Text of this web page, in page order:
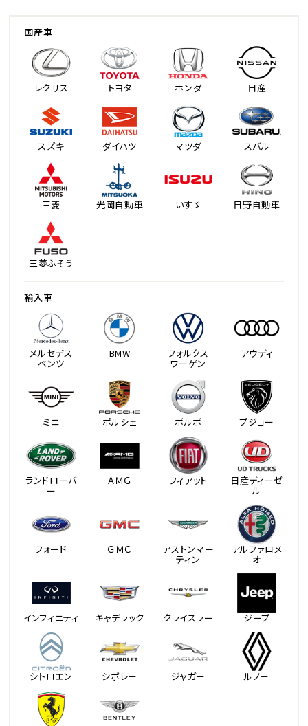
国産車
レクサス トヨタ ホンダ 日産
スズキ ダイハツ マツダ スバル
三菱 光岡自動車 いすゞ 日野自動車
三菱ふそう
輸入車
メルセデス
ベンツ
BMW フォルクス
ワーゲン
アウディ
ミニ ポルシェ ボルボ プジョー
ランドローバ
ー
ＡＭＧ フィアット 日産ディーゼ
ル
フォード ＧＭＣ アストンマー
ティン
アルファロメ
オ
インフィニティ キャデラック クライスラー ジープ
シトロエン シボレー ジャガー ルノー